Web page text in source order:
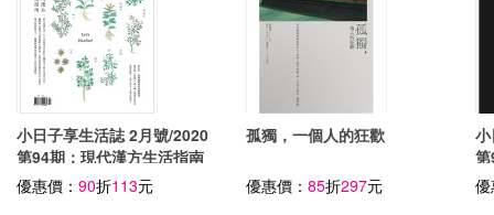
小日子享生活誌 2月號/2020
第94期：現代漢方生活指南
優惠價： 90折113元
孤獨，一個人的狂歡
優惠價：85折297元